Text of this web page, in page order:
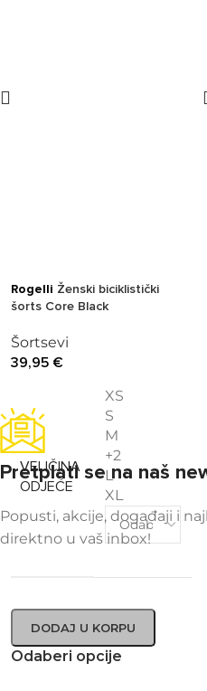
Rogelli Ženski biciklistički
šorts Core Black
Šortsevi
39,95 €
VELIČINA
ODJEĆE
XS
S
M
+2
L
XL
DODAJ U KORPU
Odaberi opcije
Pretplati se na naš
Popusti, akcije, događaji i
direktno u vaš inbox!